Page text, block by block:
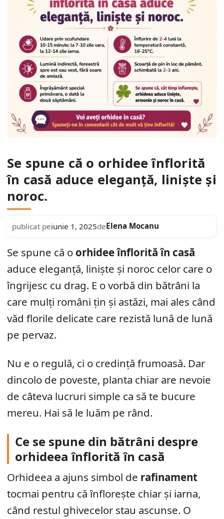
Se spune că o orhidee înflorită
în casă aduce eleganță, liniște și
noroc.
publicat peiunie 1, 2025deElena Mocanu
Se spune că o orhidee înflorită în casă
aduce eleganță, liniște și noroc celor care o
îngrijesc cu drag. E o vorbă din bătrâni la
care mulți români țin și astăzi, mai ales când
văd florile delicate care rezistă lună de lună
pe pervaz.
Nu e o regulă, ci o credință frumoasă. Dar
dincolo de poveste, planta chiar are nevoie
de câteva lucruri simple ca să te bucure
mereu. Hai să le luăm pe rând.
Ce se spune din bătrâni despre
orhideea înflorită în casă
Orhideea a ajuns simbol de rafinament
tocmai pentru că înflorește chiar și iarna,
când restul ghivecelor stau ascunse. O